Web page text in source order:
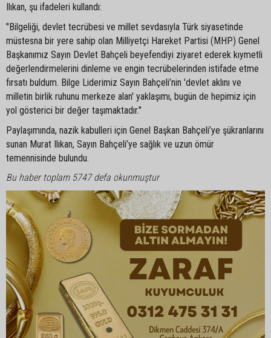
Ilıkan, şu ifadeleri kullandı:
"Bilgeliği, devlet tecrübesi ve millet sevdasıyla Türk siyasetinde
müstesna bir yere sahip olan Milliyetçi Hareket Partisi (MHP) Genel
Başkanımız Sayın Devlet Bahçeli beyefendiyi ziyaret ederek kıymetli
değerlendirmelerini dinleme ve engin tecrübelerinden istifade etme
fırsatı buldum. Bilge Liderimiz Sayın Bahçeli’nin 'devlet aklını ve
milletin birlik ruhunu merkeze alan' yaklaşımı, bugün de hepimiz için
yol gösterici bir değer taşımaktadır."
Paylaşımında, nazik kabulleri için Genel Başkan Bahçeli’ye şükranlarını
sunan Murat Ilıkan, Sayın Bahçeli’ye sağlık ve uzun ömür
temennisinde bulundu.
Bu haber toplam 5747 defa okunmuştur